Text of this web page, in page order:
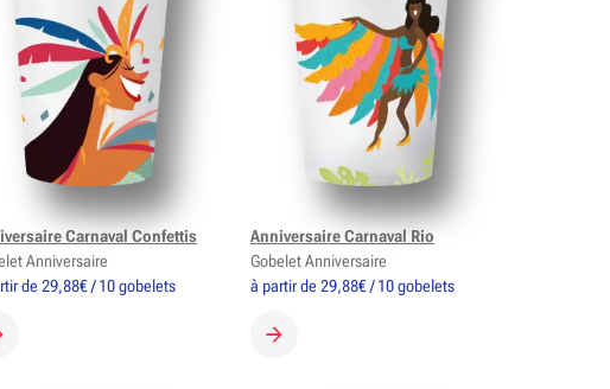
de 29,88€ / 10 gobelets
MON GOBELET
Carnaval Confettis
Anniversaire
à partir de 29,88€ / 10 gobelets
CRÉER MON GOBELET
Anniversaire Carnaval Rio
Gobelet Anniversaire